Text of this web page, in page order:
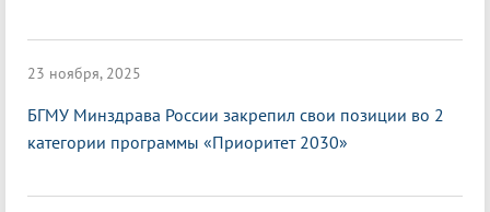
23 ноября, 2025
БГМУ Минздрава России закрепил свои позиции во 2
категории программы «Приоритет 2030»